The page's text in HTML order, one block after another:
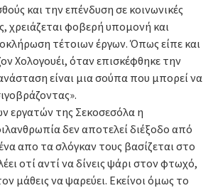
και την επένδυση σε κοινωνικές
χρειάζεται φοβερή υπομονή και
τέτοιων έργων. Όπως είπε και
Χολογουέι, όταν επισκέφθηκε την
είναι μια σούπα που μπορεί να
εργατών της Σεκοσεσόλα η
δεν αποτελεί διέξοδο από
απο τα σλόγκαν τους βασίζεται στο
οτί αντί να δίνεις ψάρι στον φτωχό,
μάθεις να ψαρεύει. Εκείνοι όμως το